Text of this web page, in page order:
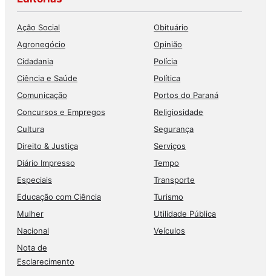
Ação Social
Agronegócio
Cidadania
Ciência e Saúde
Comunicação
Concursos e Empregos
Cultura
Direito & Justiça
Diário Impresso
Especiais
Educação com Ciência
Mulher
Nacional
Nota de
Esclarecimento
Obituário
Opinião
Polícia
Política
Portos do Paraná
Religiosidade
Segurança
Serviços
Tempo
Transporte
Turismo
Utilidade Pública
Veículos